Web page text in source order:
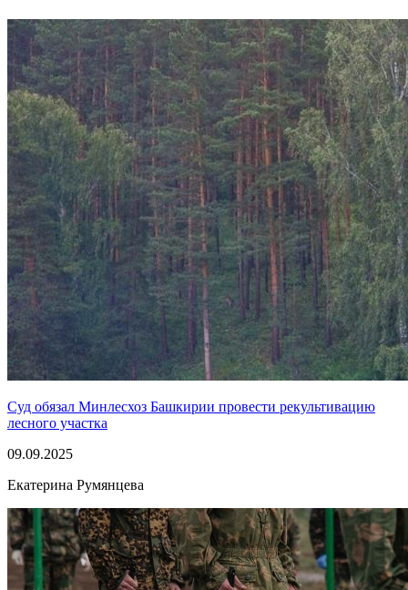
Суд обязал Минлесхоз Башкирии провести рекультивацию
лесного участка
09.09.2025
Екатерина Румянцева